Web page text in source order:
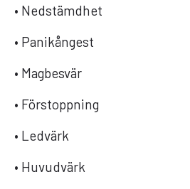
• Nedstämdhet
• Panikångest
• Magbesvär
• Förstoppning
• Ledvärk
• Huvudvärk